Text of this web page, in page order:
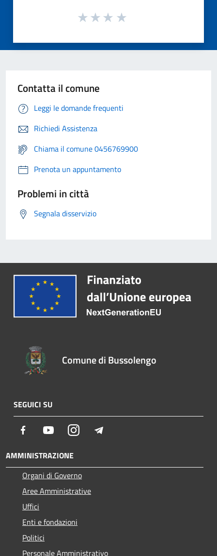
Contatta il comune
Leggi le domande frequenti
Richiedi Assistenza
Chiama il comune 0456769900
Prenota un appuntamento
Problemi in città
Segnala disservizio
Comune di Bussolengo
SEGUICI SU
Facebook YoutubeInstagram
AMMINISTRAZIONE
Organi di Governo
Aree Amministrative
Uffici
Enti e fondazioni
Politici
Personale Amministrativo